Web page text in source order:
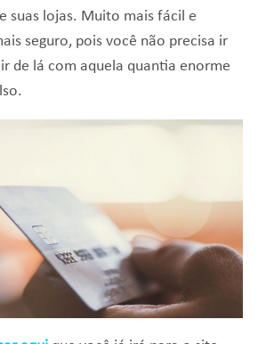
suas lojas. Muito mais fácil e
seguro, pois você não precisa ir
de lá com aquela quantia enorme